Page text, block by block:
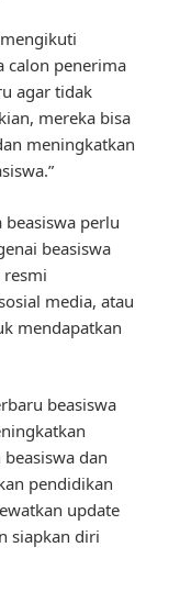
calon penerima
agar tidak
mereka bisa
meningkatkan
perlu
beasiswa
resmi
media, atau
mendapatkan
beasiswa
dan
pendidikan
update
siapkan diri